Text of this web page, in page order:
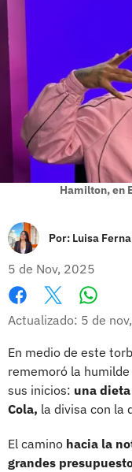
Hamilton, en
Por: Luisa
5 de Nov, 2025
Facebook
X
Actualizado: 5 de
En medio de este
rememoró la
sus inicios: una
Cola, la divisa con la
El camino hacia la
grandes